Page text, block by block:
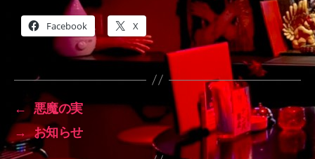
Facebook X
← 悪魔の実
→ お知らせ